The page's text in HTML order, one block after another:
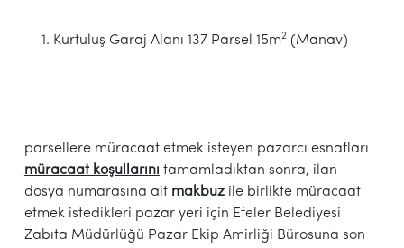
Kurtuluş Garaj Alanı 137 Parsel 15m2(Manav)
parsellere müracaat etmek isteyen pazarcı esnafları
müracaat koşullarını tamamladıktan sonra, ilan
dosya numarasına ait makbuzile birlikte müracaat
etmek istedikleri pazar yeri için Efeler Belediyesi
Zabıta Müdürlüğü Pazar Ekip Amirliği Bürosuna son